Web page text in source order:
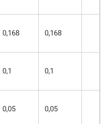
0,168 0,168
0,1 0,1
0,05 0,05